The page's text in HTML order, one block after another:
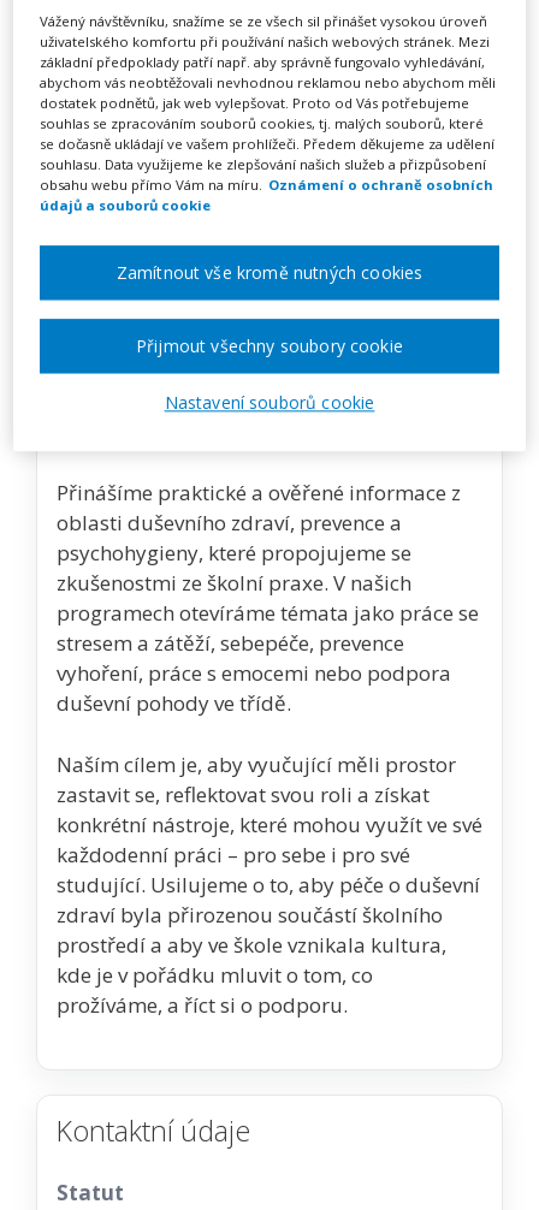
Web vzdělavatele
Zobrazit pořádané akce
O vzdělavateli
Ve vzdělávání trávíme velkou část života – a
právě škola je místem, kde se každodenně
potkáváme s emocemi, vztahy, stresem i
náročnými situacemi. V Nevypusť duši
podporujeme vyučující v péči o vlastní
duševní zdraví i v posilování jejich
kompetencí pro vytváření bezpečného a
Přinášíme praktické a ověřené informace z
oblasti duševního zdraví, prevence a
psychohygieny, které propojujeme se
zkušenostmi ze školní praxe. V našich
programech otevíráme témata jako práce se
stresem a zátěží, sebepéče, prevence
vyhoření, práce s emocemi nebo podpora
duševní pohody ve třídě.
Naším cílem je, aby vyučující měli prostor
zastavit se, reflektovat svou roli a získat
konkrétní nástroje, které mohou využít ve své
každodenní práci – pro sebe i pro své
studující. Usilujeme o to, aby péče o duševní
zdraví byla přirozenou součástí školního
prostředí a aby ve škole vznikala kultura,
kde je v pořádku mluvit o tom, co
prožíváme, a říct si o podporu.
Kontaktní údaje
Statut
Vážený návštěvníku, snažíme se ze všech sil přinášet vysokou úroveň
uživatelského komfortu při používání našich webových stránek. Mezi
základní předpoklady patří např. aby správně fungovalo vyhledávání,
abychom vás neobtěžovali nevhodnou reklamou nebo abychom měli
dostatek podnětů, jak web vylepšovat. Proto od Vás potřebujeme
souhlas se zpracováním souborů cookies, tj. malých souborů, které
se dočasně ukládají ve vašem prohlížeči. Předem děkujeme za udělení
souhlasu. Data využijeme ke zlepšování našich služeb a přizpůsobení
obsahu webu přímo Vám na míru. Oznámení o ochraně osobních
údajů a souborů cookie
Nastavení souborů cookie
Zamítnout vše kromě nutných cookies
Přijmout všechny soubory cookie